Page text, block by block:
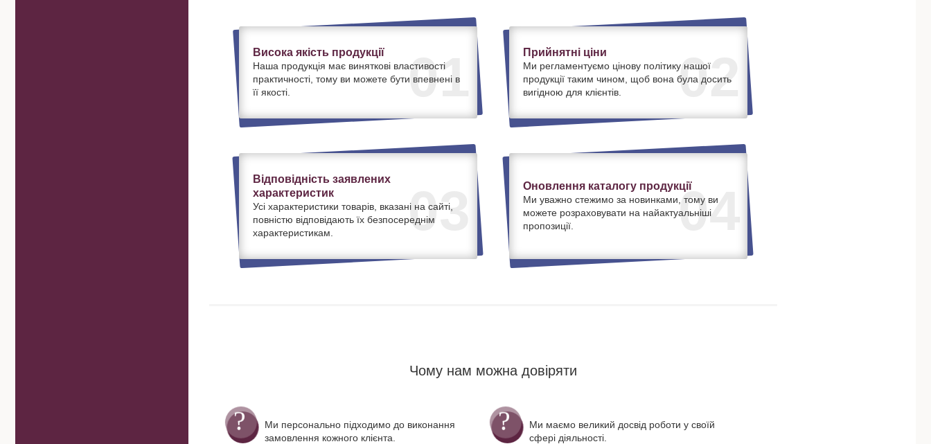
01
Висока якість продукції
Наша продукція має виняткові властивості
практичності, тому ви можете бути впевнені в
її якості.
02
Прийнятні ціни
Ми регламентуємо цінову політику нашої
продукції таким чином, щоб вона була досить
вигідною для клієнтів.
03
Відповідність заявлених
характеристик
Усі характеристики товарів, вказані на сайті,
повністю відповідають їх безпосереднім
характеристикам.
04
Оновлення каталогу продукції
Ми уважно стежимо за новинками, тому ви
можете розраховувати на найактуальніші
пропозиції.
Чому нам можна довіряти
Ми персонально підходимо до виконання
замовлення кожного клієнта.
Ми маємо великий досвід роботи у своїй
сфері діяльності.